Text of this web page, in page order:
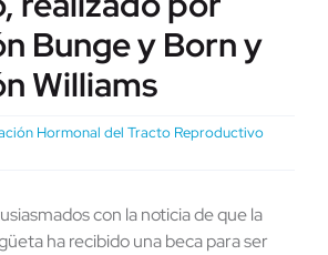
Bunge y Born y
Williams
Hormonal del Tracto Reproductivo
con la noticia de que la
ha recibido una beca para ser